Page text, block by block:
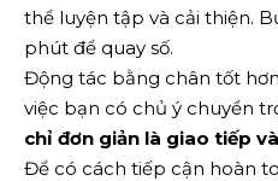
thể luyện tập và cải thiện.
phút để quay số.
Động tác bằng chân tốt
việc bạn có chủ ý chuyển
chỉ đơn giản là giao tiếp
Để có cách tiếp cận hoàn